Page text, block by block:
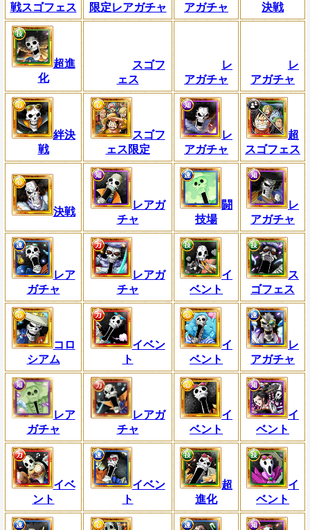
戦スゴフェス
限定レアガチャ
アガチャ
決戦
超進
化
スゴフ
ェス
レ
アガチャ
レ
アガチャ
絆決
戦
スゴフ
ェス限定
レ
アガチャ
超
スゴフェス
決戦
レアガ
チャ
闘
技場
レ
アガチャ
レア
ガチャ
レアガ
チャ
イ
ベント
ス
ゴフェス
コロ
シアム
イベン
ト
イ
ベント
レ
アガチャ
レア
ガチャ
レアガ
チャ
イ
ベント
イ
ベント
イベ
ント
イベン
ト
超
進化
イ
ベント